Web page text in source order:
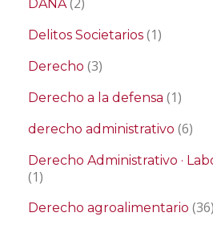
DANA
Delitos Societarios (1)
Derecho (3)
Derecho a la defensa (1)
derecho administrativo (6)
Derecho Administrativo ·
(1)
Derecho agroalimentario (36)